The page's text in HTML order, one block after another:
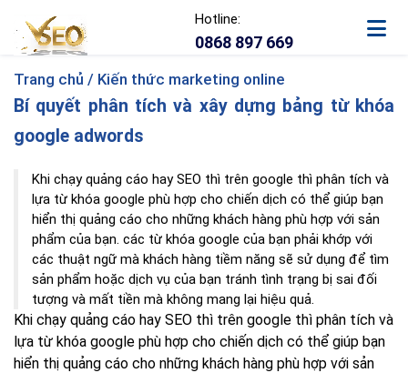
Hotline:
0868 897 669
Trang chủ / Kiến thức marketing online
Bí quyết phân tích và xây dựng bảng từ khóa
google adwords
Khi chạy quảng cáo hay SEO thì trên google thì phân tích và
lựa từ khóa google phù hợp cho chiến dịch có thể giúp bạn
hiển thị quảng cáo cho những khách hàng phù hợp với sản
phẩm của bạn. các từ khóa google của bạn phải khớp với
các thuật ngữ mà khách hàng tiềm năng sẽ sử dụng để tìm
sản phẩm hoặc dịch vụ của bạn tránh tình trạng bị sai đối
tượng và mất tiền mà không mang lại hiệu quả.
Khi chạy quảng cáo hay SEO thì trên google thì phân tích và
lựa từ khóa google phù hợp cho chiến dịch có thể giúp bạn
hiển thị quảng cáo cho những khách hàng phù hợp với sản